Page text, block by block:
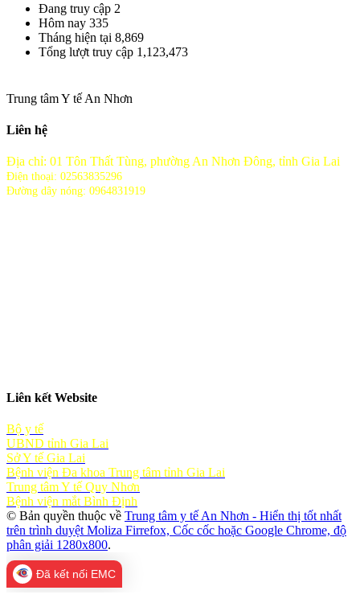
Đang truy cập 2
Hôm nay 335
Tháng hiện tại 8,869
Tổng lượt truy cập 1,123,473
Trung tâm Y tế An Nhơn
Liên hệ
Địa chỉ: 01 Tôn Thất Tùng, phường An Nhơn Đông, tỉnh Gia Lai
Điện thoại: 02563835296
Đường dây nóng: 0964831919
Liên kết Website
Bộ y tế
UBND tỉnh Gia Lai
Sở Y tế Gia Lai
Bệnh viện Đa khoa Trung tâm tỉnh Gia Lai
Trung tâm Y tế Quy Nhơn
Bệnh viện mắt Bình Định
© Bản quyền thuộc về Trung tâm y tế An Nhơn - Hiển thị tốt nhất
trên trình duyệt Moliza Firrefox, Cốc cốc hoặc Google Chrome, độ
phân giải 1280x800.
Đã kết nối EMC